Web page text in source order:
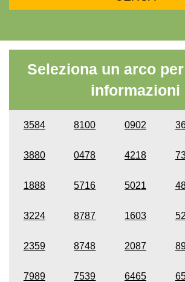
Seleziona un arco
informazioni
3584 8100 0902
3880 0478 4218
1888 5716 5021
3224 8787 1603
2359 8748 2087
7989 7539 6465